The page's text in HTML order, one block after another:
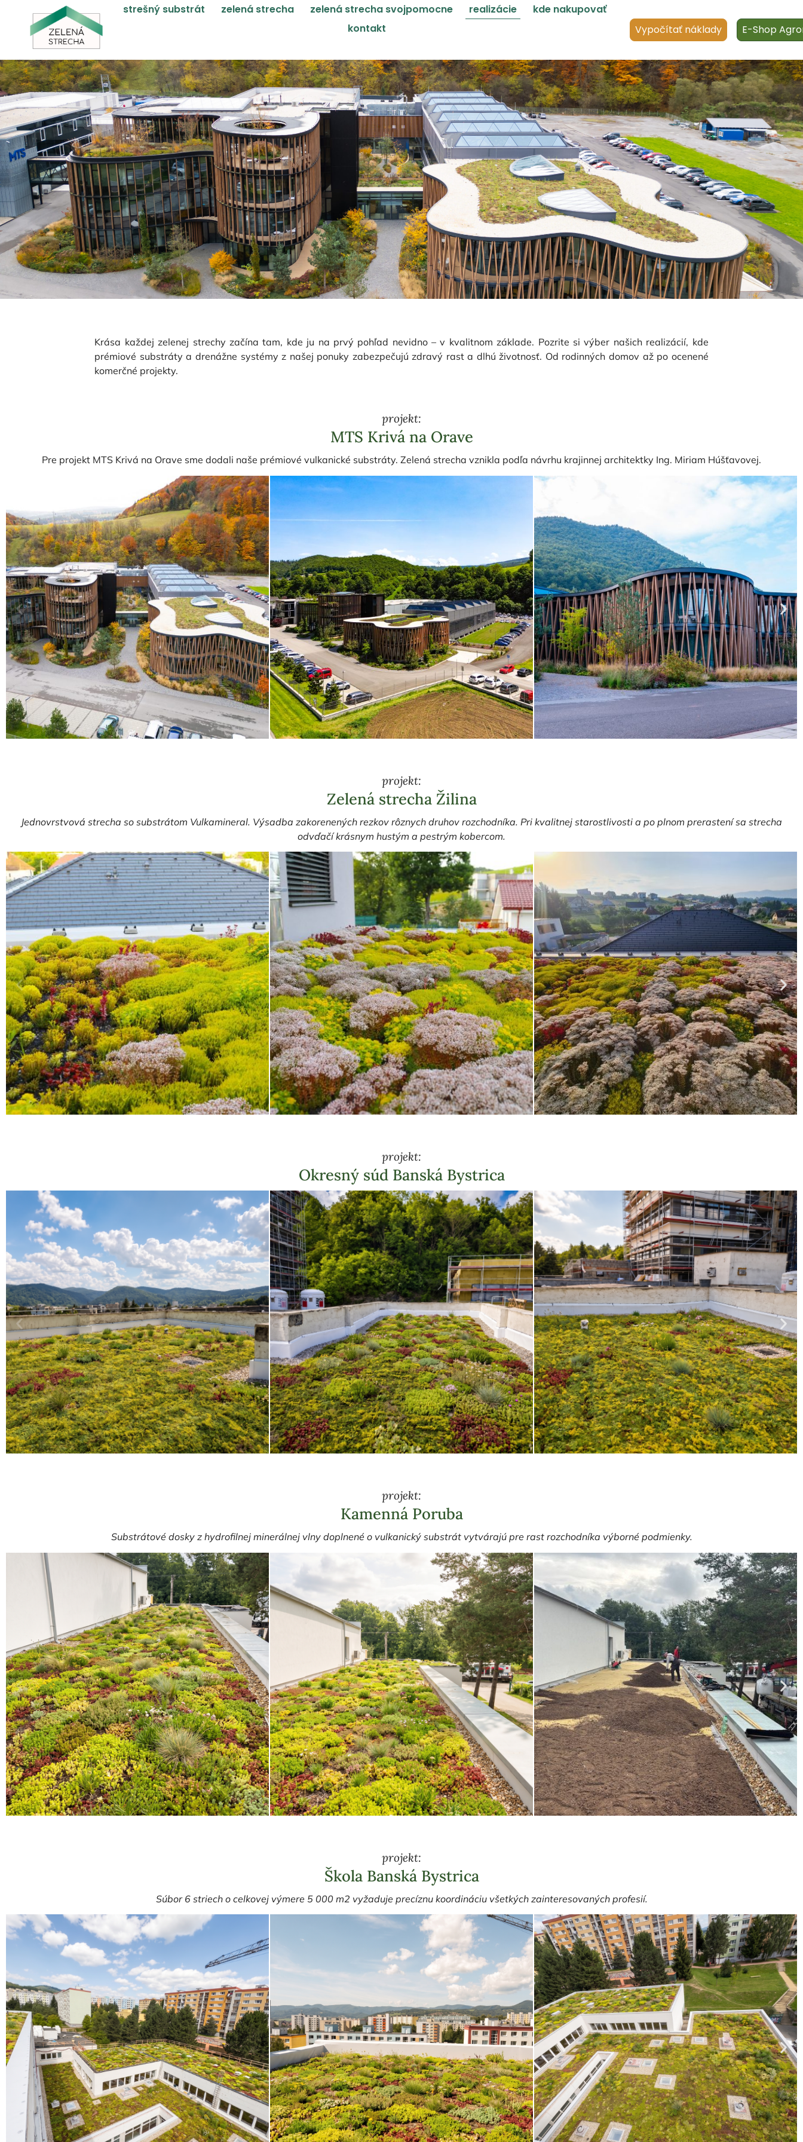
strešný substrát zelená strecha zelená strecha svojpomocne realizácie
kde nakupovať
kontakt
Vypočítať náklady E-Shop
Realizácie
základom každého krásneho projektu je kvalitný substrát.
Preskúmajte naše projekty
Krása každej zelenej strechy začína tam, kde ju na prvý pohľad nevidno – v kvalitnom základe. Pozrite si výber našich realizácií, kde
prémiové substráty a drenážne systémy z našej ponuky zabezpečujú zdravý rast a dlhú životnosť. Od rodinných domov až po ocenené
komerčné projekty.
projekt:
MTS Krivá na Orave
Pre projekt MTS Krivá na Orave sme dodali naše prémiové vulkanické substráty. Zelená strecha vznikla podľa návrhu krajinnej architektky Ing. Miriam Húšťavovej.
projekt:
Zelená strecha Žilina
Jednovrstvová strecha so substrátom Vulkamineral. Výsadba zakorenených rezkov rôznych druhov rozchodníka. Pri kvalitnej starostlivosti a po plnom prerastení sa strecha
odvďačí krásnym hustým a pestrým kobercom.
projekt:
Okresný súd Banská Bystrica
projekt:
Kamenná Poruba
Substrátové dosky z hydrofilnej minerálnej vlny doplnené o vulkanický substrát vytvárajú pre rast rozchodníka výborné podmienky.
projekt:
Škola Banská Bystrica
Súbor 6 striech o celkovej výmere 5 000 m2 vyžaduje precíznu koordináciu všetkých zainteresovaných profesií.